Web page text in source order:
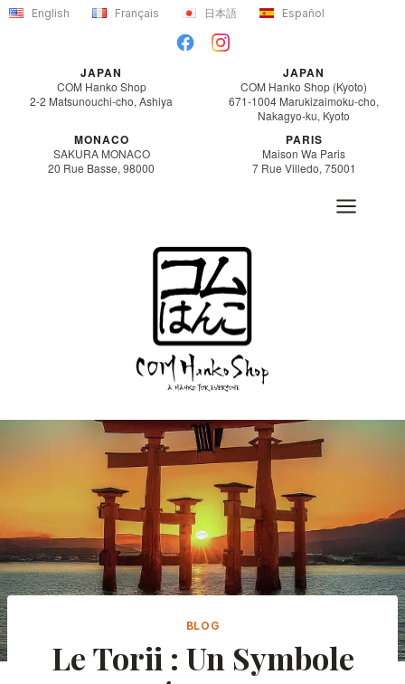
Aller
English Français 日本語 Español
JAPAN
COM Hanko Shop
2-2 Matsunouchi-cho, Ashiya
JAPAN
COM Hanko Shop (Kyoto)
671-1004 Marukizaimoku-cho,
Nakagyo-ku, Kyoto
MONACO
SAKURA MONACO
20 Rue Basse, 98000
PARIS
Maison Wa Paris
7 Rue Villedo, 75001
BLOG
Le Torii : Un Symbole